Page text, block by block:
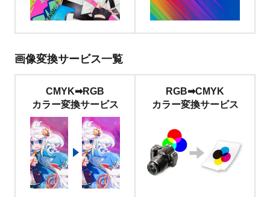
画像変換サービス一覧
CMYK➡RGB
カラー変換サービス
RGB➡CMYK
カラー変換サービス